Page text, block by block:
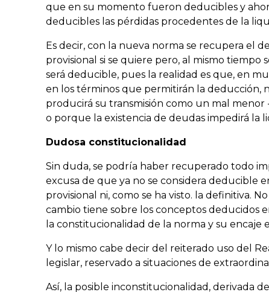
que en su momento fueron deducibles y
deducibles las pérdidas procedentes de la
Es decir, con la nueva norma se recupera el
provisional si se quiere pero, al mismo
será deducible, pues la realidad es que, en
en los términos que permitirán la deducción,
producirá su transmisión como un mal
o porque la existencia de deudas impedirá la
Dudosa constitucionalidad
Sin duda, se podría haber recuperado todo
excusa de que ya no se considera deducible
provisional ni, como se ha visto. la definitiva.
cambio tiene sobre los conceptos deducidos
la constitucionalidad de la norma y su encaje
Y lo mismo cabe decir del reiterado uso del
legislar, reservado a situaciones de
Así, la posible inconstitucionalidad, derivada